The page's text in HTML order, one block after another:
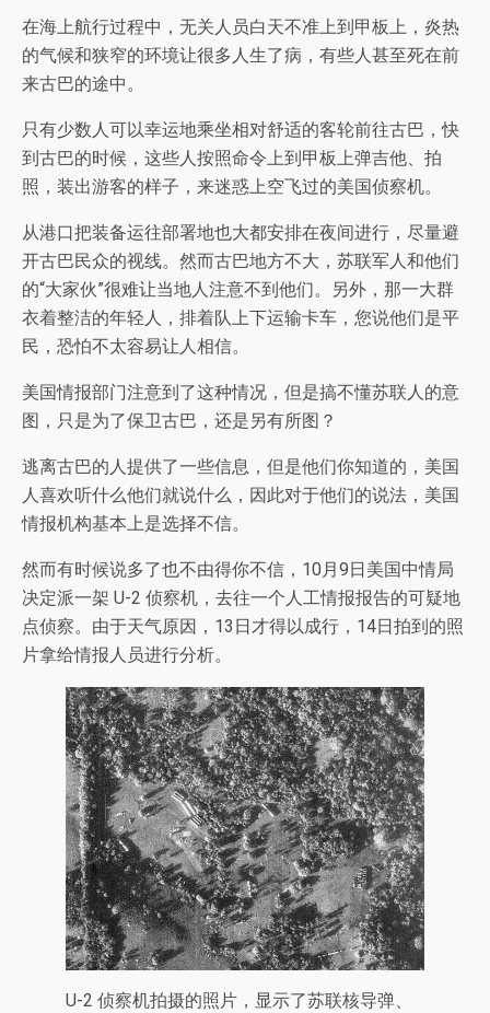
在海上航行过程中，无关人员白天不准上到甲板上，炎热
的气候和狭窄的环境让很多人生了病，有些人甚至死在前
来古巴的途中。
只有少数人可以幸运地乘坐相对舒适的客轮前往古巴，快
到古巴的时候，这些人按照命令上到甲板上弹吉他、拍
照，装出游客的样子，来迷惑上空飞过的美国侦察机。
从港口把装备运往部署地也大都安排在夜间进行，尽量避
开古巴民众的视线。然而古巴地方不大，苏联军人和他们
的“大家伙”很难让当地人注意不到他们。另外，那一大群
衣着整洁的年轻人，排着队上下运输卡车，您说他们是平
民，恐怕不太容易让人相信。
美国情报部门注意到了这种情况，但是搞不懂苏联人的意
图，只是为了保卫古巴，还是另有所图？
逃离古巴的人提供了一些信息，但是他们你知道的，美国
人喜欢听什么他们就说什么，因此对于他们的说法，美国
情报机构基本上是选择不信。
然而有时候说多了也不由得你不信，10月9日美国中情局
决定派一架 U-2 侦察机，去往一个人工情报报告的可疑地
点侦察。由于天气原因，13日才得以成行，14日拍到的照
片拿给情报人员进行分析。
U-2 侦察机拍摄的照片，显示了苏联核导弹、